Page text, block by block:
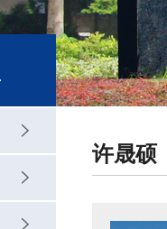
许晟硕